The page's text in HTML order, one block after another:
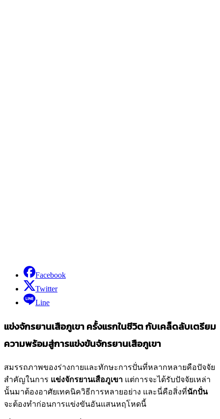
Facebook
Twitter
Line
แข่งจักรยานเสือภูเขา ครั้งแรกในชีวิต กับเคล็ดลับเตรียม
ความพร้อมสู่การแข่งขันจักรยานเสือภูเขา
สมรรถภาพของร่างกายและทักษะการปั่นที่หลากหลายคือปัจจัย
สำคัญในการ แข่งจักรยานเสือภูเขา แต่การจะได้รับปัจจัยเหล่า
นั้นมาต้องอาศัยเทคนิควิธีการหลายอย่าง และนี่คือสิ่งที่นักปั่น
จะต้องทำก่อนการแข่งขันอันแสนหฤโหดนี้